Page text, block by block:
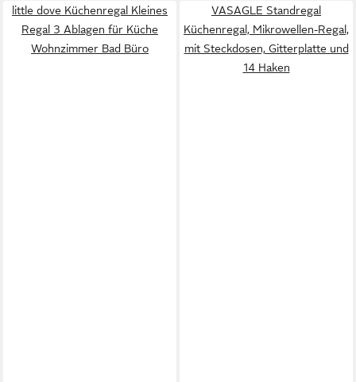
little dove Küchenregal Kleines
Regal 3 Ablagen für Küche
Wohnzimmer Bad Büro
VASAGLE Standregal
Küchenregal, Mikrowellen-Regal,
mit Steckdosen, Gitterplatte und
14 Haken